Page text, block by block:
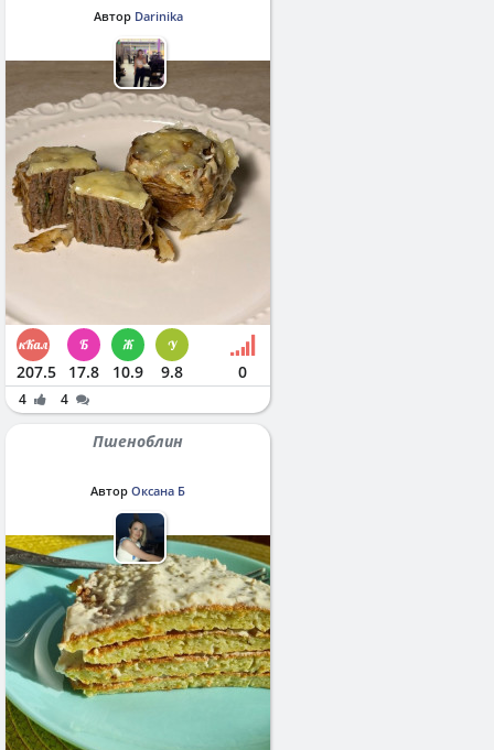
Автор Darinika
207.5 17.8 10.9 9.8 0
4 4
Пшеноблин
Автор Оксана Б